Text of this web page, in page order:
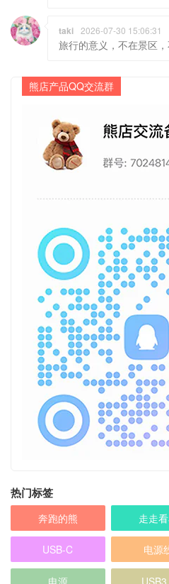
taki 2026-07-30 15:06:31
旅行的意义，不在景区
熊店产品QQ交流群
热门标签
奔跑的熊 走走
USB-C 电源
电源